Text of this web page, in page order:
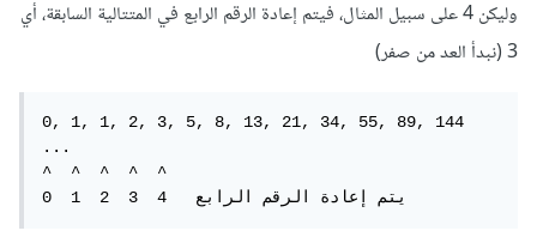
وليكن 4 على سبيل المثال، فيتم إعادة الرقم الرابع في المتتالية السابقة، أي
3 (نبدأ العد من صفر)
0, 1, 1, 2, 3, 5, 8, 13, 21, 34, 55, 89, 144
...
^  ^  ^  ^  ^